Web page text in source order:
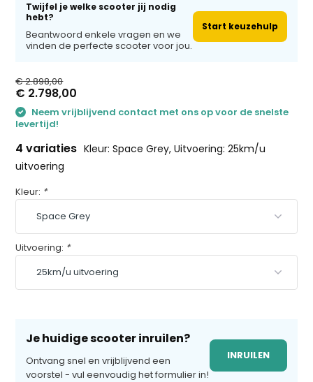
Twijfel je welke scooter jij nodig
hebt?
Beantwoord enkele vragen en we
vinden de perfecte scooter voor jou.
Start keuzehulp
€ 2.898,00
€ 2.798,00
Neem vrijblijvend contact met ons op voor de snelste
levertijd!
4 variaties Kleur: Space Grey, Uitvoering: 25km/u
uitvoering
Kleur: *
Uitvoering: *
Je huidige scooter inruilen?
Ontvang snel en vrijblijvend een
voorstel - vul eenvoudig het formulier in!
INRUILEN